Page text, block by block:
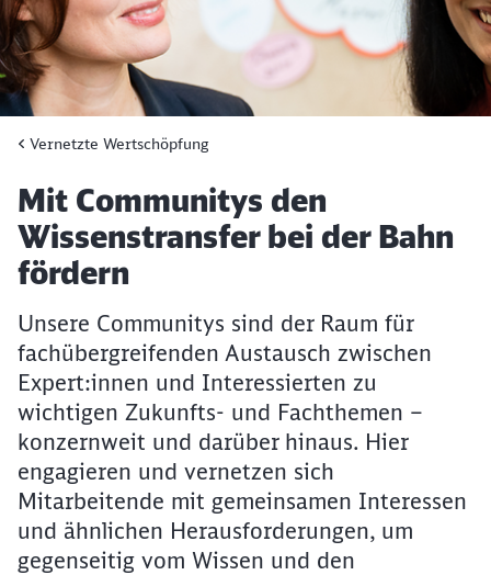
Vernetzte Wertschöpfung
Artikel:
Mit Communitys den
Wissenstransfer bei der Bahn
fördern
Unsere Communitys sind der Raum für
fachübergreifenden Austausch zwischen
Expert:innen und Interessierten zu
wichtigen Zukunfts- und Fachthemen –
konzernweit und darüber hinaus. Hier
engagieren und vernetzen sich
Mitarbeitende mit gemeinsamen Interessen
und ähnlichen Herausforderungen, um
gegenseitig vom Wissen und den